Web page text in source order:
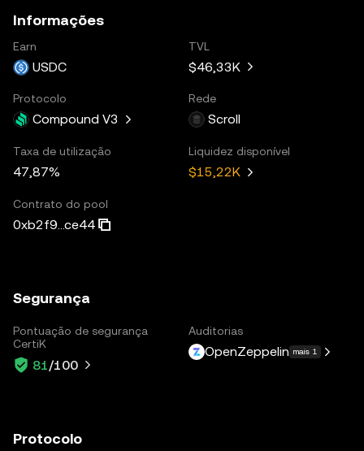
Informações
Earn
USDC
TVL
$46,33K
Protocolo
Compound V3
Rede
Scroll
Taxa de utilização
47,87%
Liquidez disponível
$15,22K
Contrato do pool
0xb2f9...ce44
Segurança
Pontuação de segurança
CertiK
81/100
Auditorias
OpenZeppelin mais 1
Protocolo